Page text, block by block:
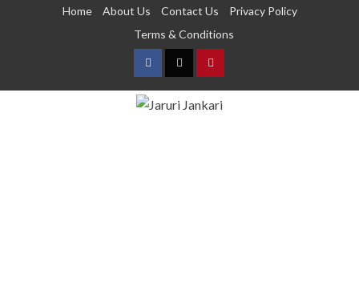
Home About Us Contact Us
Privacy Policy
Terms & Conditions